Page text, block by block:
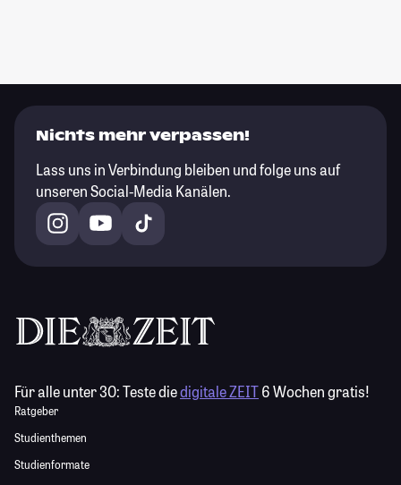
Nichts mehr verpassen!
Lass uns in Verbindung bleiben und folge uns auf
unseren Social-Media Kanälen.
Für alle unter 30:Teste diedigitale ZEIT6 Wochen gratis!
Ratgeber
Studienthemen
Studienformate